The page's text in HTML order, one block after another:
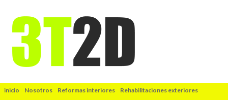
inicio Nosotros Reformas interiores
Rehabilitaciones exteriores